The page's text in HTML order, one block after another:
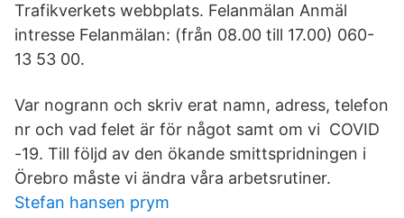
Trafikverkets webbplats. Felanmälan Anmäl
intresse Felanmälan: (från 08.00 till 17.00) 060-
13 53 00.
Var nogrann och skriv erat namn, adress, telefon
nr och vad felet är för något samt om vi COVID
-19. Till följd av den ökande smittspridningen i
Örebro måste vi ändra våra arbetsrutiner.
Stefan hansen prym